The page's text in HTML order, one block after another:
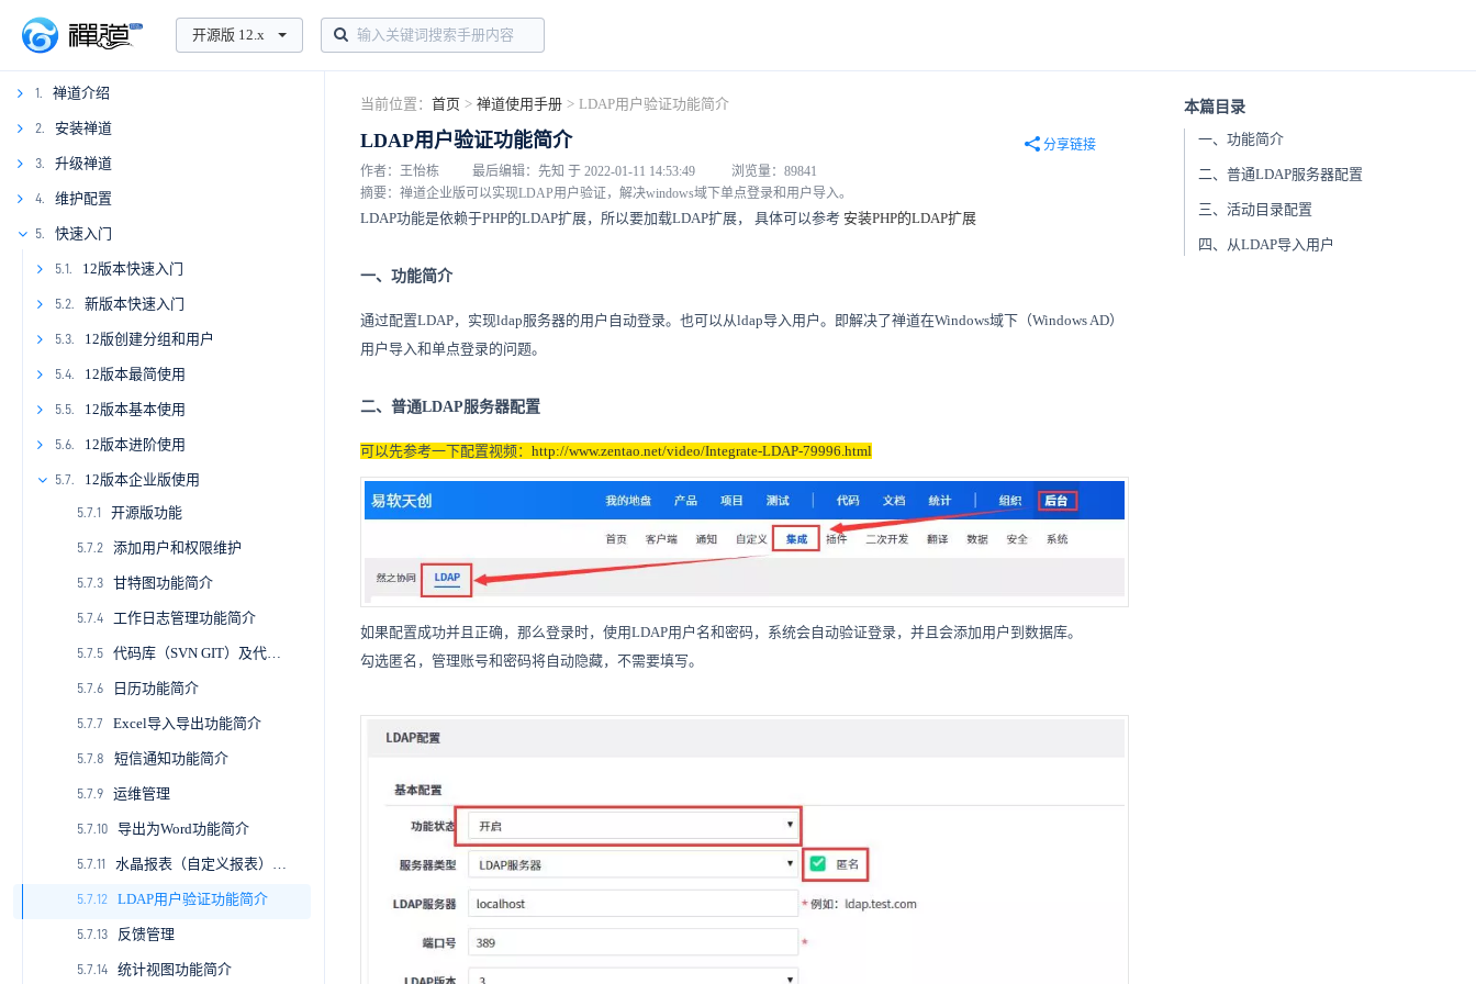
开源版 12.x
1. 禅道介绍
1.1
1.2
1.3
1.4
2. 安装禅道
2.1.
2.1.1
2.1.2
2.1.3
2.2
2.3.
2.3.1
2.3.2
2.3.3
2.3.4
2.3.5
2.3.6
2.3.7
2.3.8
2.3.9
2.3.10
2.3.11
2.3.12
2.3.13
2.3.14
2.3.15
2.3.16
2.4
2.5.
2.5.1
2.5.2
2.5.3
2.5.4
2.6
3. 升级禅道
3.1.
3.1.1
3.1.2
3.1.3
3.1.4
3.2.
3.2.1
3.2.2
3.3
4. 维护配置
4.1.
4.1.1
4.1.2
4.1.3
4.1.4
4.1.5
4.1.6
4.1.7
4.1.8
4.2.
4.2.1
4.2.2
4.2.3
4.2.4
4.2.5
4.2.6
4.2.7
4.2.8
4.2.9
4.2.10
4.2.11
4.2.12
4.2.13
4.2.14
4.2.15
4.2.16
4.2.17
4.2.18
4.2.19
4.2.20
4.3.
4.3.1
4.3.2
5. 快速入门
5.1. 12版本快速入门
5.1.1
5.1.2
5.1.3
5.1.4
5.1.5
5.1.6
5.1.7
5.1.8
5.1.9
5.1.10
5.1.11
5.1.12
5.2. 新版本快速入门
5.2.1
5.2.2
5.2.3
5.3. 12版创建分组和用户
5.3.1
5.3.2
5.3.3
5.3.4
5.4. 12版本最简使用
5.4.1
5.4.2
5.4.3
5.4.4
5.5. 12版本基本使用
5.5.1
5.5.2
5.5.3
5.5.4
5.5.5
5.5.6
5.5.7
5.5.8
5.6. 12版本进阶使用
5.6.1.
5.6.1.1
5.6.2.
5.6.2.1
5.6.2.2
5.6.2.3
5.6.2.4
5.6.3.
5.6.3.1
5.6.3.2
5.6.3.3
5.6.3.4
5.6.3.5
5.6.3.6
5.6.3.7
5.6.3.8
5.6.3.9
5.6.3.10
5.6.3.11
5.6.3.12
5.6.4.
5.6.4.1
5.6.4.2
5.6.4.3
5.6.4.4
5.6.4.5
5.6.4.6
5.6.4.7
5.6.4.8
5.6.4.9
5.6.4.10
5.6.5.
5.6.5.1
5.6.5.2
5.6.5.3
5.6.5.4
5.6.5.5
5.6.5.6
5.6.5.7
5.6.5.8
5.6.5.9
5.6.6.
5.6.6.1
5.6.6.2
5.6.6.3
5.6.6.4
5.6.6.5
5.6.6.6
5.6.6.7
5.6.6.8
5.6.6.9
5.7. 12版本企业版使用
5.7.1 开源版功能
5.7.2 添加用户和权限维护
5.7.3 甘特图功能简介
5.7.4 工作日志管理功能简介
5.7.5 代码库（SVN GIT）及代码评审
5.7.6 日历功能简介
5.7.7 Excel导入导出功能简介
5.7.8 短信通知功能简介
5.7.9 运维管理
5.7.10 导出为Word功能简介
5.7.11 水晶报表（自定义报表）功能简介
5.7.12 LDAP用户验证功能简介
5.7.13 反馈管理
5.7.14 统计视图功能简介
当前位置： 首页 > 禅道使用手册 > LDAP用户验证功能简介
LDAP用户验证功能简介
作者：王怡栋 最后编辑：先知 于 2022-01-11 14:53:49 浏览量：89841
分享链接
摘要：禅道企业版可以实现LDAP用户验证，解决windows域下单点登录和用户导入。
本篇目录
一、功能简介
二、普通LDAP服务器配置
三、活动目录配置
四、从LDAP导入用户
LDAP功能是依赖于PHP的LDAP扩展，所以要加载LDAP扩展， 具体可以参考 安装PHP的LDAP扩展
一、功能简介
通过配置LDAP，实现ldap服务器的用户自动登录。也可以从ldap导入用户。即解决了禅道在Windows域下（Windows AD）
用户导入和单点登录的问题。
二、普通LDAP服务器配置
可以先参考一下配置视频： http://www.zentao.net/video/Integrate-LDAP-79996.html
如果配置成功并且正确，那么登录时，使用LDAP用户名和密码，系统会自动验证登录，并且会添加用户到数据库。
勾选匿名，管理账号和密码将自动隐藏，不需要填写。